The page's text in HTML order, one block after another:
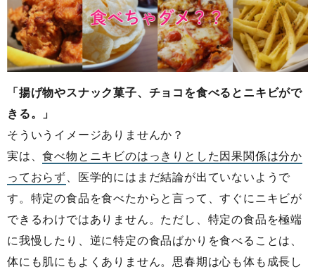
「揚げ物やスナック菓子、チョコを食べるとニキビがで
きる。」
そういうイメージありませんか？
実は、食べ物とニキビのはっきりとした因果関係は分か
っておらず、医学的にはまだ結論が出ていないようで
す。特定の食品を食べたからと言って、すぐにニキビが
できるわけではありません。ただし、特定の食品を極端
に我慢したり、逆に特定の食品ばかりを食べることは、
体にも肌にもよくありません。思春期は心も体も成長し